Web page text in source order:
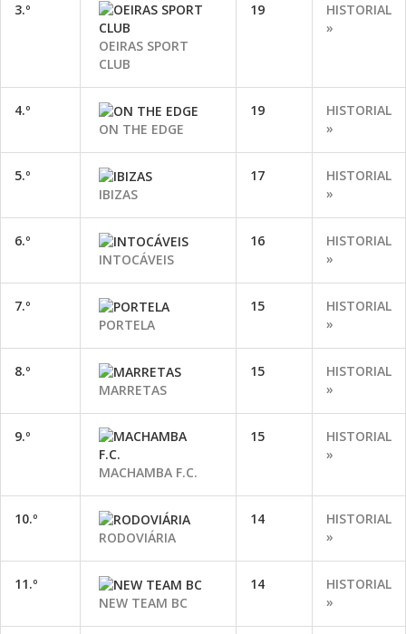
3.º
OEIRAS SPORT
CLUB
19
HISTORIAL
»
4.º
ON THE EDGE
19
HISTORIAL
»
5.º
IBIZAS
17
HISTORIAL
»
6.º
INTOCÁVEIS
16
HISTORIAL
»
7.º
PORTELA
15
HISTORIAL
»
8.º
MARRETAS
15
HISTORIAL
»
9.º
MACHAMBA F.C.
15
HISTORIAL
»
10.º
RODOVIÁRIA
14
HISTORIAL
»
11.º
NEW TEAM BC
14
HISTORIAL
»